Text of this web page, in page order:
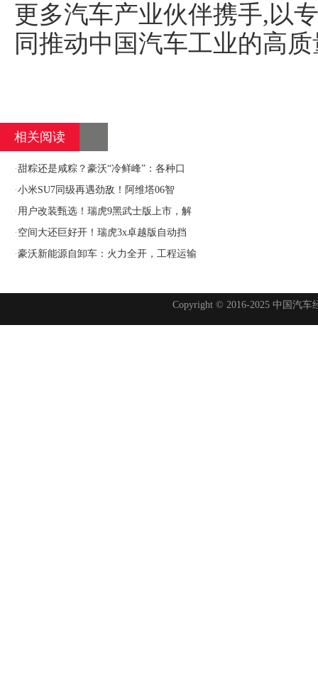
更多汽车产业伙伴携手,以
同推动中国汽车工业的高
相关阅读
·甜粽还是咸粽？豪沃“冷鲜峰”：各种口
·小米SU7同级再遇劲敌！阿维塔06智
· 用户改装甄选！瑞虎9黑武士版上市，解
· 空间大还巨好开！瑞虎3x卓越版自动挡
·豪沃新能源自卸车：火力全开，工程运输
Copyright © 2016-2025 中国汽